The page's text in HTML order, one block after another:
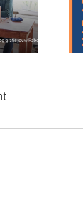
Mentor